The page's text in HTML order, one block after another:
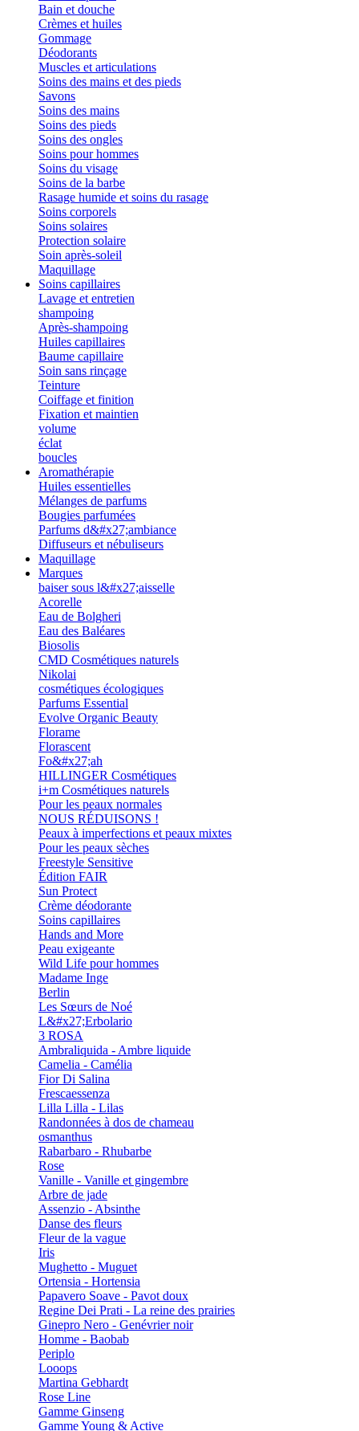
Bain et douche
Crèmes et huiles
Gommage
Déodorants
Muscles et articulations
Soins des mains et des pieds
Savons
Soins des mains
Soins des pieds
Soins des ongles
Soins pour hommes
Soins du visage
Soins de la barbe
Rasage humide et soins du rasage
Soins corporels
Soins solaires
Protection solaire
Soin après-soleil
Maquillage
Soins capillaires
Lavage et entretien
shampoing
Après-shampoing
Huiles capillaires
Baume capillaire
Soin sans rinçage
Teinture
Coiffage et finition
Fixation et maintien
volume
éclat
boucles
Aromathérapie
Huiles essentielles
Mélanges de parfums
Bougies parfumées
Parfums d&#x27;ambiance
Diffuseurs et nébuliseurs
Maquillage
Marques
baiser sous l&#x27;aisselle
Acorelle
Eau de Bolgheri
Eau des Baléares
Biosolis
CMD Cosmétiques naturels
Nikolai
cosmétiques écologiques
Parfums Essential
Evolve Organic Beauty
Florame
Florascent
Fo&#x27;ah
HILLINGER Cosmétiques
i+m Cosmétiques naturels
Pour les peaux normales
NOUS RÉDUISONS !
Peaux à imperfections et peaux mixtes
Pour les peaux sèches
Freestyle Sensitive
Édition FAIR
Sun Protect
Crème déodorante
Soins capillaires
Hands and More
Peau exigeante
Wild Life pour hommes
Madame Inge
Berlin
Les Sœurs de Noé
L&#x27;Erbolario
3 ROSA
Ambraliquida - Ambre liquide
Camelia - Camélia
Fior Di Salina
Frescaessenza
Lilla Lilla - Lilas
Randonnées à dos de chameau
osmanthus
Rabarbaro - Rhubarbe
Rose
Vanille - Vanille et gingembre
Arbre de jade
Assenzio - Absinthe
Danse des fleurs
Fleur de la vague
Iris
Mughetto - Muguet
Ortensia - Hortensia
Papavero Soave - Pavot doux
Regine Dei Prati - La reine des prairies
Ginepro Nero - Genévrier noir
Homme - Baobab
Periplo
Looops
Martina Gebhardt
Rose Line
Gamme Ginseng
Gamme Young & Active